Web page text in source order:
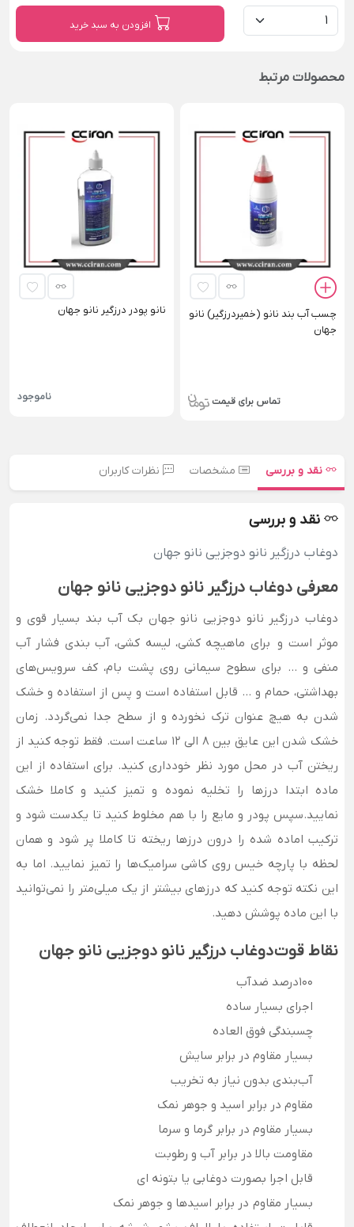
افزودن به سبد خرید
محصولات مرتبط
چسب آب بند نانو (خمیردرزگیر) نانو
جهان
تماس برای قیمت
نانو پودر درزگیر نانو جهان
ناموجود
نقد و بررسی مشخصات نظرات کاربران
نقد و بررسی
دوغاب درزگیر نانو دوجزیی نانو جهان
معرفی دوغاب درزگیر نانو دوجزیی نانو جهان
دوغاب درزگیر نانو دوجزیی نانو جهان بک آب بند بسیار قوی و
موثر است و برای ماهیچه کشی، لیسه کشی، آب ‌بندی فشار آب
منفی و … برای سطوح سیمانی روی پشت بام، کف سرویس‌های
بهداشتی، حمام و … قابل استفاده است و پس از استفاده و خشک
شدن به هیچ عنوان ترک نخورده و از سطح جدا نمی‌گردد. زمان
خشک شدن این عایق بین 8 الی 12 ساعت است. فقط توجه کنید از
ریختن آب در محل مورد نظر خودداری کنید. برای استفاده از این
ماده ابتدا درزها را تخلیه نموده و تمیز کنید و کاملا خشک
نمایید.سپس پودر و مایع را با هم مخلوط کنید تا یکدست شود و
ترکیب اماده شده را درون درزها ریخته تا کاملا پر شود و همان
لحظه با پارچه خیس روی کاشی سرامیک‌ها را تمیز نمایید. اما به
این نکته توجه کنید که درزهای بیشتر از یک میلی‌متر را نمی‌توانید
با این ماده پوشش دهید.
نقاط قوتدوغاب درزگیر نانو دوجزیی نانو جهان
100درصد ضدآب
اجرای بسیار ساده
چسبندگی فوق العاده
بسیار مقاوم در برابر سایش
آب‌بندی بدون نیاز به تخریب
مقاوم در برابر اسید و جوهر نمک
بسیار مقاوم در برابر گرما و سرما
مقاومت بالا در برابر آب و رطوبت
قابل اجرا بصورت دوغابی یا بتونه ای
بسیار مقاوم در برابر اسیدها و جوهر نمک